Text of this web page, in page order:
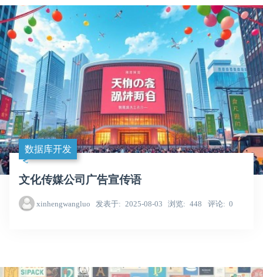
数据库开发
文化传媒公司广告宣传语
xinhengwangluo 发表于 2025-08-03 浏览 448 评论 0